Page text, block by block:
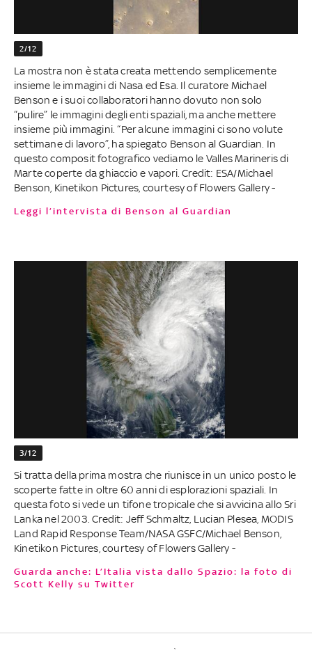
2/12
La mostra non è stata creata mettendo semplicemente
insieme le immagini di Nasa ed Esa. Il curatore Michael
Benson e i suoi collaboratori hanno dovuto non solo
“pulire” le immagini degli enti spaziali, ma anche mettere
insieme più immagini. “Per alcune immagini ci sono volute
settimane di lavoro”, ha spiegato Benson al Guardian. In
questo composit fotografico vediamo le Valles Marineris di
Marte coperte da ghiaccio e vapori. Credit: ESA/Michael
Benson, Kinetikon Pictures, courtesy of Flowers Gallery -
Leggi l’intervista di Benson al Guardian
3/12
Si tratta della prima mostra che riunisce in un unico posto le
scoperte fatte in oltre 60 anni di esplorazioni spaziali. In
questa foto si vede un tifone tropicale che si avvicina allo Sri
Lanka nel 2003. Credit: Jeff Schmaltz, Lucian Plesea, MODIS
Land Rapid Response Team/NASA GSFC/Michael Benson,
Kinetikon Pictures, courtesy of Flowers Gallery -
Guarda anche: L’Italia vista dallo Spazio: la foto di
Scott Kelly su Twitter